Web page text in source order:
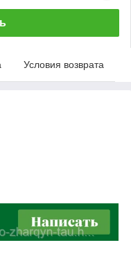
Условия возврата